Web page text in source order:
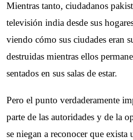
Mientras tanto, ciudadanos
televisión india desde sus
viendo cómo sus ciudades eran
destruidas mientras ellos
sentados en sus salas de estar.
Pero el punto verdaderamente
parte de las autoridades y de la
se niegan a reconocer que exista